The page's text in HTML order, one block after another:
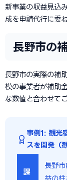
新事業の収益見込
成を申請代行に委
長野市の
長野市の実際の補
模の事業者が補助
な数値と合わせて
事例1: 観光
スを開発（
課
長野
益の